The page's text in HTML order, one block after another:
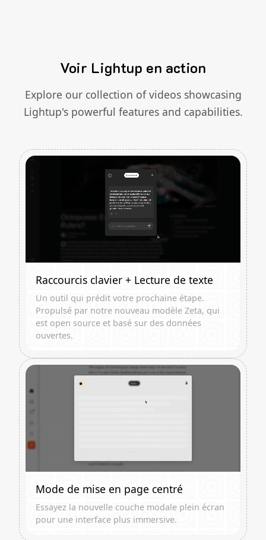
Voir Lightup en action
Explore our collection of videos showcasing
Lightup's powerful features and capabilities.
Raccourcis clavier + Lecture de texte
Un outil qui prédit votre prochaine étape.
Propulsé par notre nouveau modèle Zeta, qui
est open source et basé sur des données
ouvertes.
Mode de mise en page centré
Essayez la nouvelle couche modale plein écran
pour une interface plus immersive.